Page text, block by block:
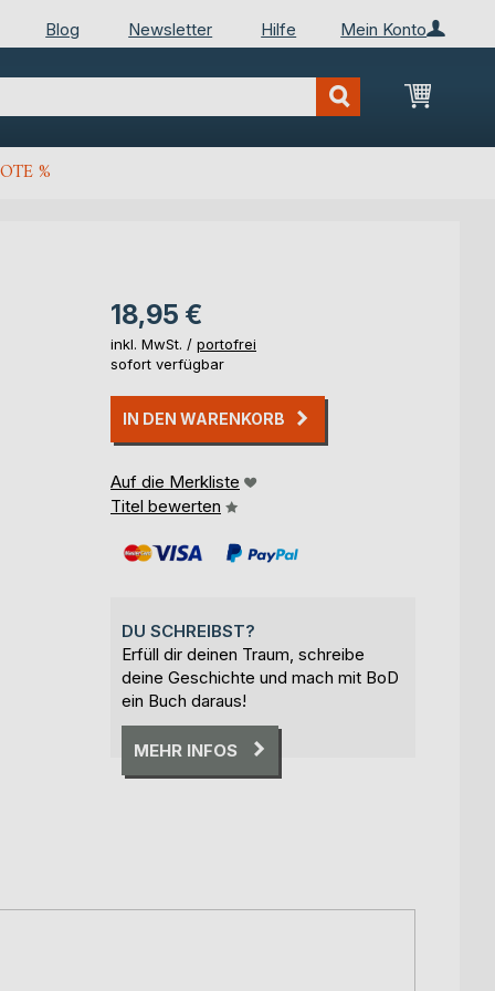
Mein Konto
Blog Newsletter Hilfe
Mein
%
18,95 €
inkl. MwSt. / portofrei
sofort verfügbar
IN DEN WARENKORB
Auf die Merkliste
Titel bewerten
DU SCHREIBST?
Erfüll dir deinen Traum, schreibe
deine Geschichte und mach mit BoD
ein Buch daraus!
MEHR INFOS